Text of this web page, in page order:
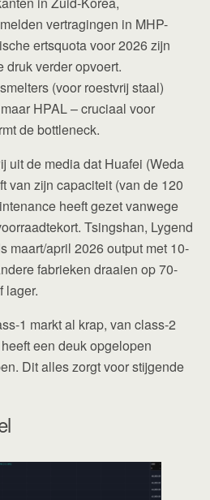
vertragingen in MHP-
ertsquota voor 2026 zijn
druk verder opvoert.
(voor roestvrij staal)
HPAL – cruciaal voor
de bottleneck.
uit de media dat Huafei (Weda
van zijn capaciteit (van de 120
heeft gezet vanwege
Tsingshan, Lygend
maart/april 2026 output met 10-
fabrieken draaien op 70-
lager.
1 markt al krap, van class-2
een deuk opgelopen
Dit alles zorgt voor stijgende